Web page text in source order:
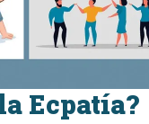
Ecpatía?